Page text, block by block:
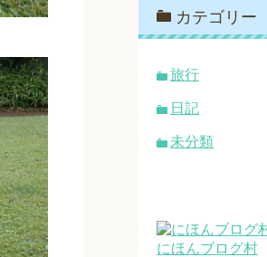
カテゴリー
旅行
日記
未分類
にほんブログ村